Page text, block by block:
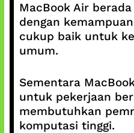
MacBook Air
dengan
cukup baik untuk
umum.
Sementara
untuk pekerjaan
membutuhkan
komputasi tinggi.